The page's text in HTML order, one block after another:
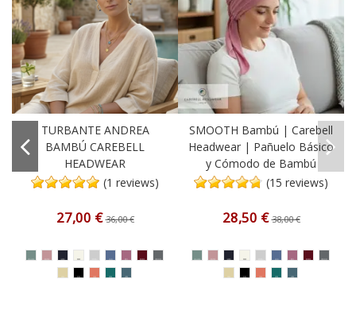
TURBANTE ANDREA
BAMBÚ CAREBELL
HEADWEAR
(1 reviews)
27,00 €36,00 €
SMOOTH Bambú | Carebell
Headwear | Pañuelo Básico
y Cómodo de Bambú
(15 reviews)
28,50 €38,00 €